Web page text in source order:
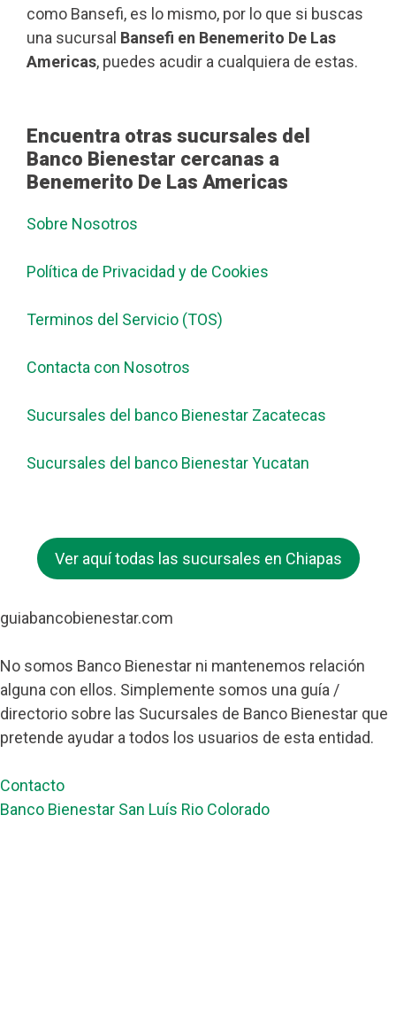
como Bansefi, es lo mismo, por lo que si buscas
una sucursal Bansefi en Benemerito De Las
Americas, puedes acudir a cualquiera de estas.
Encuentra otras sucursales del
Banco Bienestar cercanas a
Benemerito De Las Americas
Sobre Nosotros
Política de Privacidad y de Cookies
Terminos del Servicio (TOS)
Contacta con Nosotros
Sucursales del banco Bienestar Zacatecas
Sucursales del banco Bienestar Yucatan
Ver aquí todas las sucursales en Chiapas
guiabancobienestar.com
No somos Banco Bienestar ni mantenemos relación
alguna con ellos. Simplemente somos una guía /
directorio sobre las Sucursales de Banco Bienestar que
pretende ayudar a todos los usuarios de esta entidad.
Contacto
Banco Bienestar San Luís Rio Colorado